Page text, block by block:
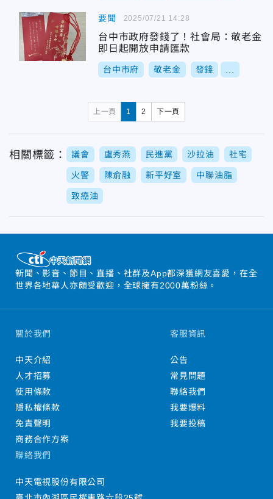
要聞
台中市政府發錢了！社會局：敬老金
即日起開放申請匯款
台中市府 敬老金 發錢
2025/07/21 14:28
上一頁 1 2 下一頁
相關標籤： 議會 盧秀燕 民進黨 沙拉油 社宅
火警 陳俞融 新平好室 中聯油脂
致癌油
新聞、影音、節目、直播、社群及App都深獲網友喜愛，在全
世界各地華人亦頗受歡迎，全球擁有2000萬粉絲。
關於我們
中天介紹
人才招募
使用條款
隱私權條款
免責聲明
商務合作方案
客服資訊
公告
常見問題
聯絡我們
我要爆料
我要投稿
聯絡我們
中天電視股份有限公司